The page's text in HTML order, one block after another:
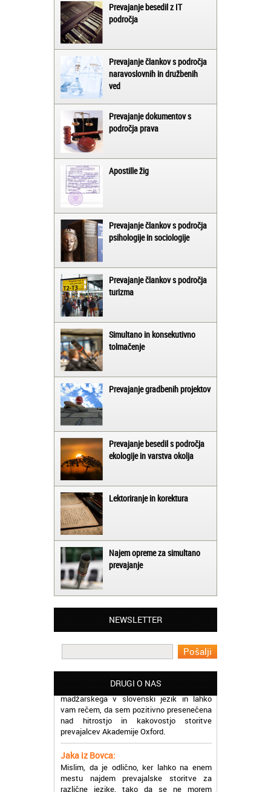
Prevajanje besedil z IT
področja
Prevajanje člankov s področja
naravoslovnih in družbenih
ved
Prevajanje dokumentov s
področja prava
Apostille žig
Prevajanje člankov s področja
psihologije in sociologije
Prevajanje člankov s področja
turizma
Simultano in konsekutivno
tolmačenje
Prevajanje gradbenih projektov
Prevajanje besedil s področja
ekologije in varstva okolja
Lektoriranje in korektura
Najem opreme za simultano
prevajanje
NEWSLETTER
DRUGI O NAS
Matjaž iz Ajdovščine:
Oxford, ker so resnično profesionalni in
prevajalske storitve opravljajo hitro in
Martina iz Bleda:
Potrebovala sem prevajanje iz
madžarskega v slovenski jezik in lahko
vam rečem, da sem pozitivno presenečena
nad hitrostjo in kakovostjo storitve
prevajalcev Akademije Oxford.
Jaka iz Bovca:
Mislim, da je odlično, ker lahko na enem
mestu najdem prevajalske storitve za
različne jezike, tako da se ne morem
sprehajati od prevajalca do prevajalca.